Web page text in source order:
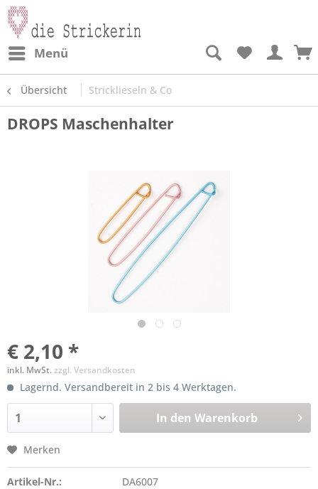
Menü
Übersicht Stricklieseln & Co
DROPS Maschenhalter
€ 2,10 *
inkl. MwSt.zzgl. Versandkosten
Lagernd. Versandbereit in 2 bis 4 Werktagen.
In den Warenkorb
Merken
Artikel-Nr.: DA6007